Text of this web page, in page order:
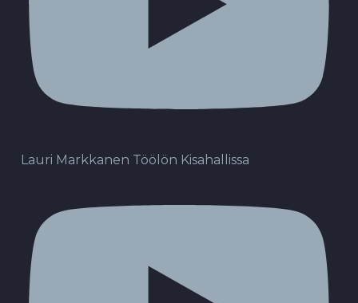
Lauri Markkanen Töölön Kisahallissa